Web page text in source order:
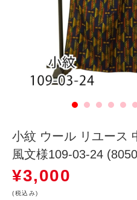
小紋 ウール リユース
風文様109-03-24
¥3,000
(税込み)